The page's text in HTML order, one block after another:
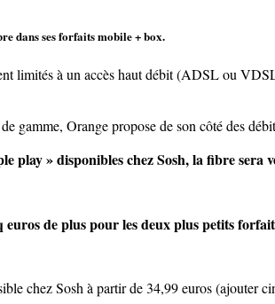
dans ses forfaits mobile + box.
limités à un accès haut débit (ADSL ou
gamme, Orange propose de son côté des
play » disponibles chez Sosh, la fibre sera
de plus pour les deux plus petits
chez Sosh à partir de 34,99 euros (ajouter